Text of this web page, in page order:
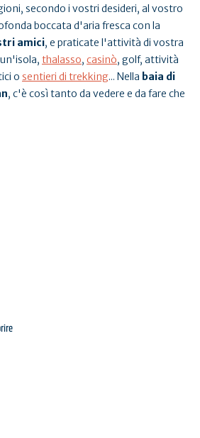
secondo i vostri desideri, al vostro
boccata d'aria fresca con la
amici, e praticate l'attività di vostra
thalasso, casinò, golf, attività
o sentieri di trekking... Nella baia di
, c'è così tanto da vedere e da fare che
alla natura
25 siti da scoprire
e bere qualcosa